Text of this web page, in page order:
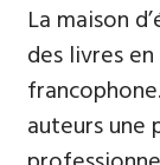
La maison
des livres
auteurs